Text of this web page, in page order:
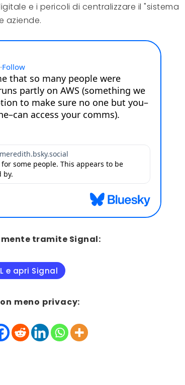
e i pericoli di centralizzare il "sistema
aziende.
tramite Signal:
e apri Signal
meno privacy: